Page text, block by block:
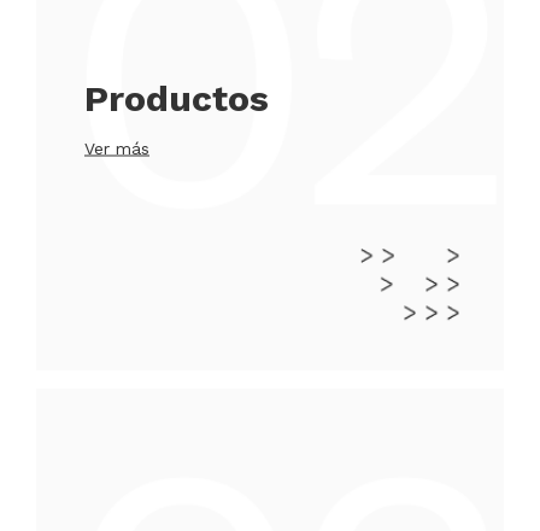
Productos
Ver más